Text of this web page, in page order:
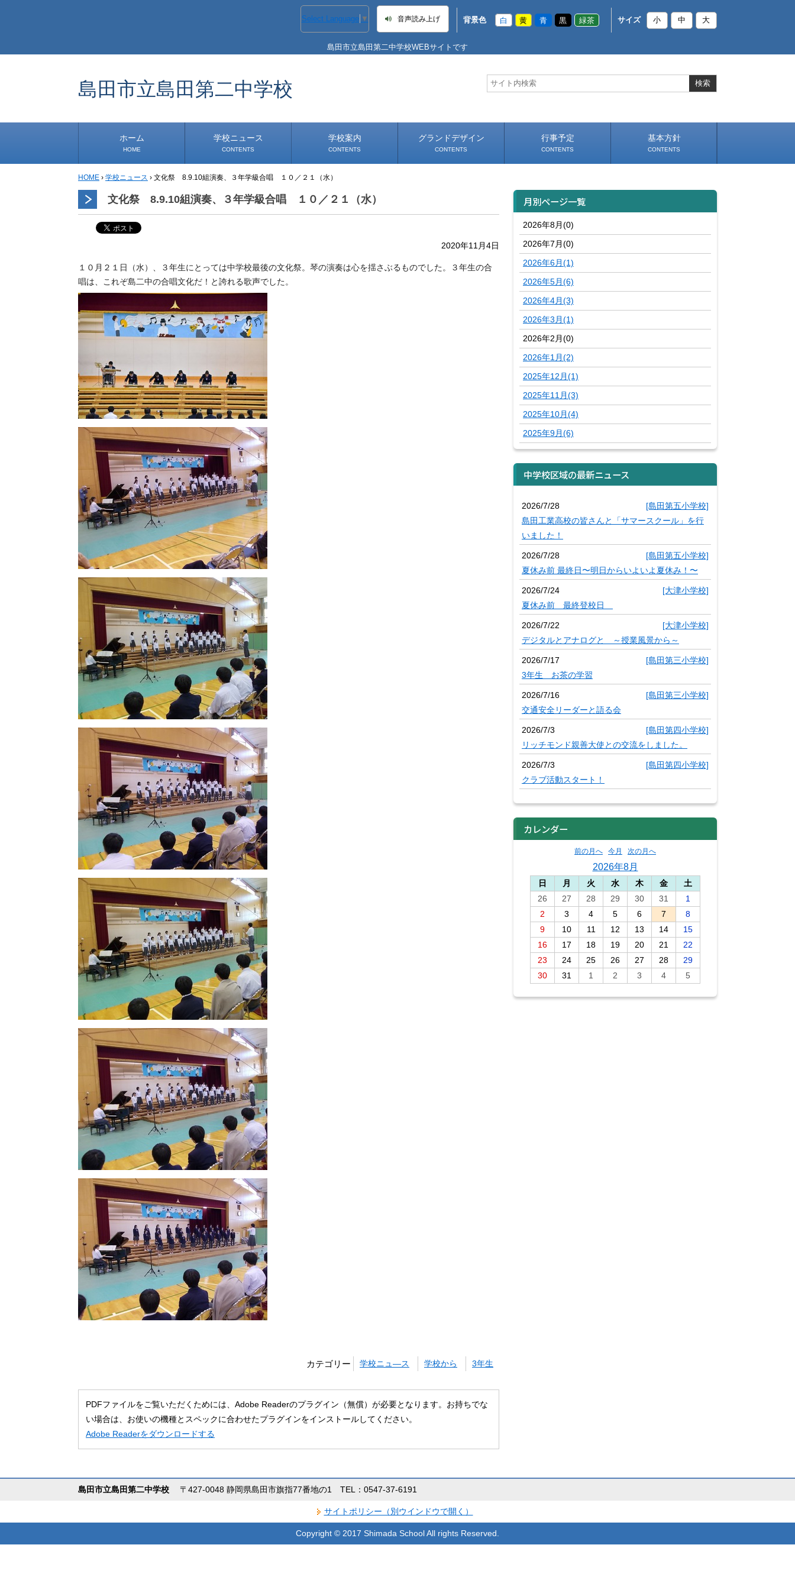
Select Language ▼ 音声読み上げ 背景色 白 黄 青 黒 緑茶 サイズ 小 中 大
島田市立島田第二中学校WEBサイトです
島田市立島田第二中学校
ホーム
HOME
学校ニュース
CONTENTS
学校から
安心・安全
1年生
2年生
3年生
事務・保健室から
児童会・部活から
研修
小中連携事業
その他
学校案内
CONTENTS
学校長あいさつ
学校へのアクセス
グランドデザイン
CONTENTS
行事予定
CONTENTS
基本方針
CONTENTS
HOME › 学校ニュース › 文化祭 8.9.10組演奏、３年学級合唱 １０／２１（水）
文化祭 8.9.10組演奏、３年学級合唱 １０／２１（水）
2020年11月4日
１０月２１日（水）、３年生にとっては中学校最後の文化祭。琴の演奏は心を揺さぶるものでした。３年生の合
唱は、これぞ島二中の合唱文化だ！と誇れる歌声でした。
カテゴリー 学校ニュ―ス 学校から 3年生
PDFファイルをご覧いただくためには、Adobe Readerのプラグイン（無償）が必要となります。お持ちでな
い場合は、お使いの機種とスペックに合わせたプラグインをインストールしてください。
Adobe Readerをダウンロードする
月別ページ一覧
2026年8月(0)
2026年7月(0)
2026年6月(1)
2026年5月(6)
2026年4月(3)
2026年3月(1)
2026年2月(0)
2026年1月(2)
2025年12月(1)
2025年11月(3)
2025年10月(4)
2025年9月(6)
中学校区域の最新ニュース
2026/7/28
[島田第五小学校]
島田工業高校の皆さんと「サマースクール」を行
いました！
2026/7/28
[島田第五小学校]
夏休み前 最終日〜明日からいよいよ夏休み！〜
2026/7/24
[大津小学校]
夏休み前 最終登校日
2026/7/22
[大津小学校]
デジタルとアナログと ～授業風景から～
2026/7/17
[島田第三小学校]
3年生 お茶の学習
2026/7/16
[島田第三小学校]
交通安全リーダーと語る会
2026/7/3
[島田第四小学校]
リッチモンド親善大使との交流をしました。
2026/7/3
[島田第四小学校]
クラブ活動スタート！
カレンダー
前の月へ 今月 次の月へ
2026年8月
日 月 火 水 木 金
土
26
27 28 29 30 31
1
2
3 4 5 6 7
8
9
10 11 12 13 14
15
16
17 18 19 20 21
22
23
24 25 26 27 28
29
30
31 1 2 3 4 5
島田市立島田第二中学校 〒427-0048 静岡県島田市旗指77番地の1 TEL：0547-37-6191
サイトポリシー（別ウインドウで開く）
Copyright © 2017 Shimada School All rights Reserved.